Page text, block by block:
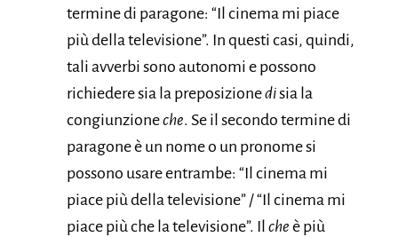
termine di paragone: “Il cinema mi piace
più della televisione”. In questi casi, quindi,
tali avverbi sono autonomi e possono
richiedere sia la preposizionedisia la
congiunzioneche. Se il secondo termine di
paragone è un nome o un pronome si
possono usare entrambe: “Il cinema mi
piace più della televisione” / “Il cinema mi
piace più che la televisione”. Il che è più